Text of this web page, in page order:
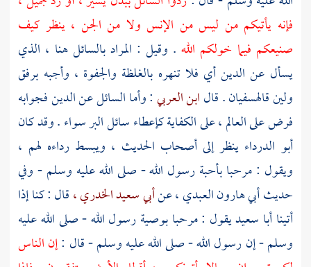
فإنه يأتيكم من ليس من الإنس ولا من الجن ، ينظر كيف
صنيعكم فيما خولكم الله . وقيل : المراد بالسائل هنا ، الذي
يسأل عن الدين أي فلا تنهره بالغلظة والجفوة ، وأجبه برفق
ولين قالهسفيان. قالابن العربي: وأما السائل عن الدين فجوابه
فرض على العالم ، على الكفاية كإعطاء سائل البر سواء . وقد كان
أبو الدرداء ينظر إلى أصحاب الحديث ، ويبسط رداءه لهم ،
ويقول : مرحبا بأحبة رسول الله - صلى الله عليه وسلم - وفي
حديثأبي هارون العبدي ،عنأبي سعيد الخدري ،قال : كنا إذا
أتيناأبا سعيديقول : مرحبا بوصية رسول الله - صلى الله عليه
وسلم - إن رسول الله - صلى الله عليه وسلم - قال :إن الناس